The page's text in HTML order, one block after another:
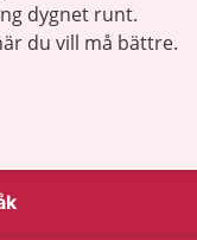
dygnet runt.
du vill må bättre.